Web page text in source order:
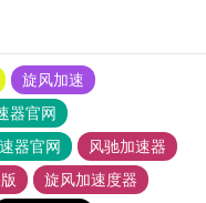
旋风加速
器官网
器官网
风驰加速器
旋风加速度器